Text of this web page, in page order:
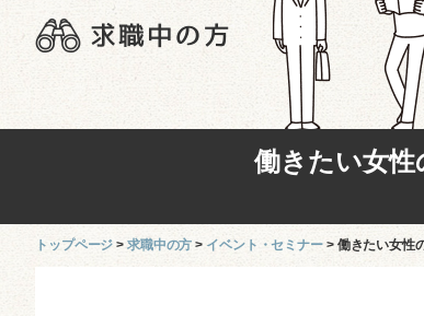
働きたい女
トップページ 求職中の方 イベント・セミナー 働きたい女性